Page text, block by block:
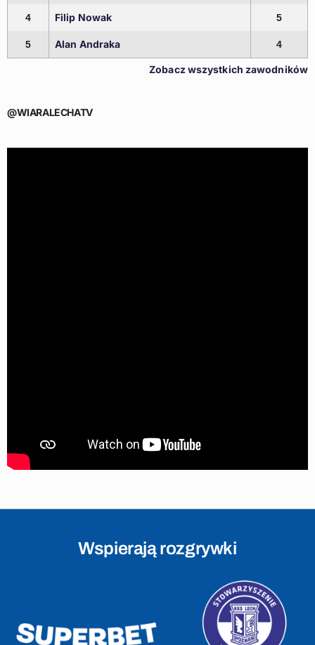
4 Filip Nowak 5
5 Alan Andraka 4
Zobacz wszystkich zawodników
@WIARALECHATV
Wspierają rozgrywki